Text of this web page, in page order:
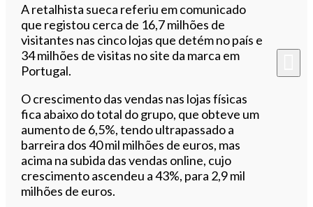
A retalhista sueca referiu em comunicado
que registou cerca de 16,7 milhões de
visitantes nas cinco lojas que detém no país e
34 milhões de visitas no site da marca em
Portugal.
O crescimento das vendas nas lojas físicas
fica abaixo do total do grupo, que obteve um
aumento de 6,5%, tendo ultrapassado a
barreira dos 40 mil milhões de euros, mas
acima na subida das vendas online, cujo
crescimento ascendeu a 43%, para 2,9 mil
milhões de euros.